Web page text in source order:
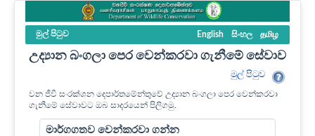
මුල් පි‍ටුව English සිංහල தமிழ
උද්‍යාන බංගලා පෙර වෙන්කරවා ගැනීමේ සේවාව
මුල් පි‍ටුව
වන ජීවී සංරක්ශන දෙපාර්තමේන්තුවේ උද්‍යාන බංගලා පෙර වෙන්කරවා
ගැනීමේ සේවාවට ඔබ සාදරයෙන් පිලිගමු.
මාර්ගගතව වෙන්කරවා ගන්න